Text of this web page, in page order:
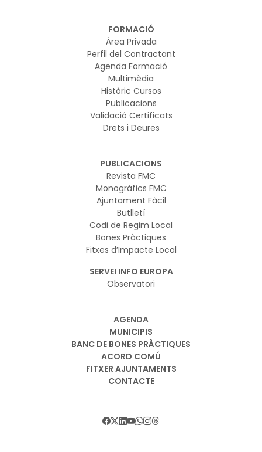
FORMACIÓ
Àrea Privada
Perfil del Contractant
Agenda Formació
Multimèdia
Històric Cursos
Publicacions
Validació Certificats
Drets i Deures
PUBLICACIONS
Revista FMC
Monogràfics FMC
Ajuntament Fàcil
Butlletí
Codi de Regim Local
Bones Pràctiques
Fitxes d’Impacte Local
SERVEI INFO EUROPA
Observatori
AGENDA
MUNICIPIS
BANC DE BONES PRÀCTIQUES
ACORD COMÚ
FITXER AJUNTAMENTS
CONTACTE